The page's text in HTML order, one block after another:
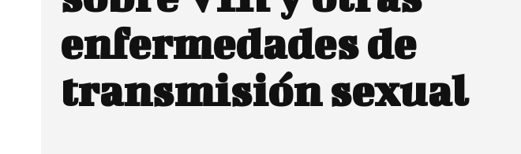
enfermedades de
transmisión sexual